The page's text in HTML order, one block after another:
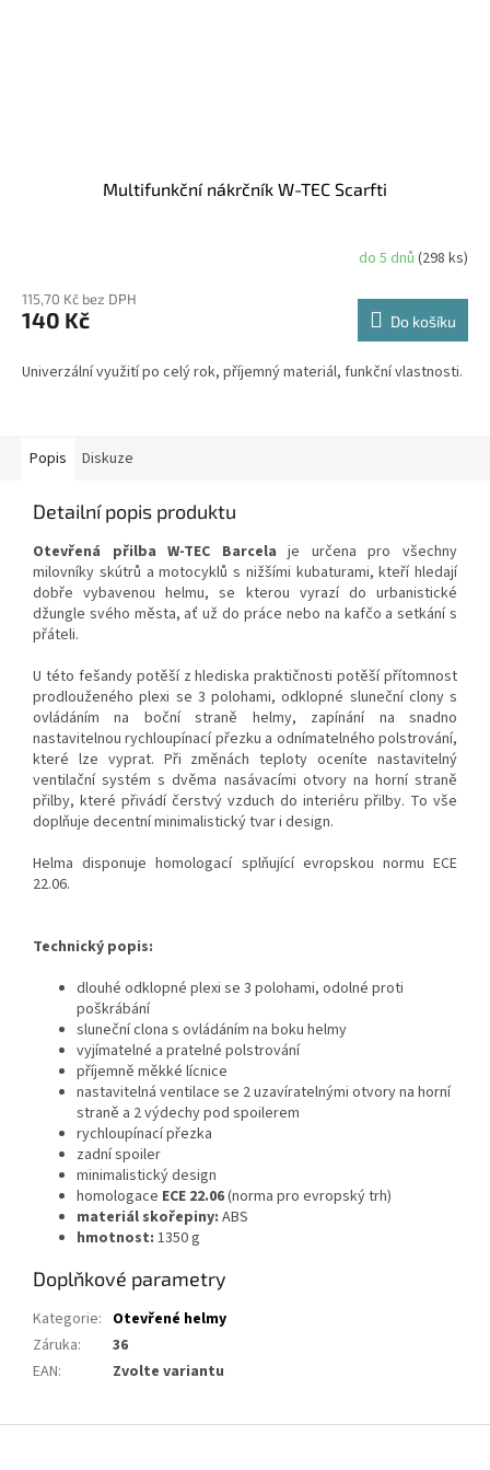
Multifunkční nákrčník W-TEC Scarfti
do 5 dnů (298 ks)
115,70 Kč bez DPH
140 Kč Do košíku
Univerzální využití po celý rok, příjemný materiál, funkční vlastnosti.
Popis Diskuze
Detailní popis produktu
Otevřená přilba W-TEC Barcelaje určena pro všechny
milovníky skútrů a motocyklů s nižšími kubaturami, kteří hledají
dobře vybavenou helmu, se kterou vyrazí do urbanistické
džungle svého města, ať už do práce nebo na kafčo a setkání s
přáteli.
U této fešandy potěší z hlediska praktičnosti potěší přítomnost
prodlouženého plexi se 3 polohami, odklopné sluneční clony s
ovládáním na boční straně helmy, zapínání na snadno
nastavitelnou rychloupínací přezku a odnímatelného polstrování,
které lze vyprat. Při změnách teploty oceníte nastavitelný
ventilační systém s dvěma nasávacími otvory na horní straně
přilby, které přivádí čerstvý vzduch do interiéru přilby. To vše
doplňuje decentní minimalistický tvar i design.
Helma disponuje homologací splňující evropskou normu ECE
22.06.
Technický popis:
dlouhé odklopné plexi se 3 polohami, odolné proti
poškrábání
sluneční clona s ovládáním na boku helmy
vyjímatelné a pratelné polstrování
příjemně měkké lícnice
nastavitelná ventilace se 2 uzavíratelnými otvory na horní
straně a 2 výdechy pod spoilerem
rychloupínací přezka
zadní spoiler
minimalistický design
homologace ECE 22.06(norma pro evropský trh)
materiál skořepiny: ABS
hmotnost: 1350 g
Doplňkové parametry
Kategorie: Otevřené helmy
Záruka:
36
EAN: Zvolte variantu